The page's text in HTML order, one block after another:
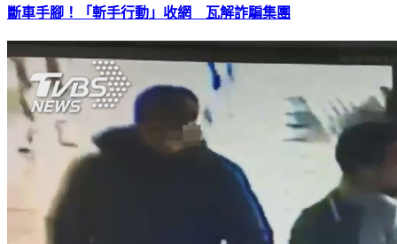
斷車手腳！「斬手行動」收網 瓦解詐騙集團